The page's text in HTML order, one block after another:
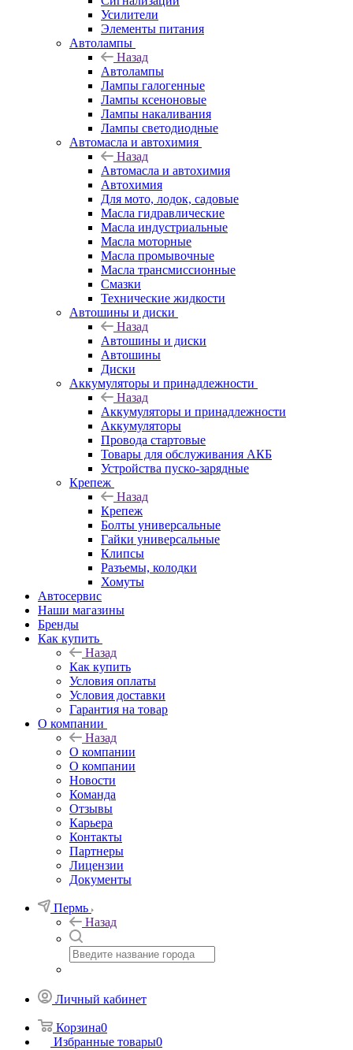
Усилители
Элементы питания
Автолампы
Назад
Автолампы
Лампы галогенные
Лампы ксеноновые
Лампы накаливания
Лампы светодиодные
Автомасла и автохимия
Назад
Автомасла и автохимия
Автохимия
Для мото, лодок, садовые
Масла гидравлические
Масла индустриальные
Масла моторные
Масла промывочные
Масла трансмиссионные
Смазки
Технические жидкости
Автошины и диски
Назад
Автошины и диски
Автошины
Диски
Аккумуляторы и принадлежности
Назад
Аккумуляторы и принадлежности
Аккумуляторы
Провода стартовые
Товары для обслуживания АКБ
Устройства пуско-зарядные
Крепеж
Назад
Крепеж
Болты универсальные
Гайки универсальные
Клипсы
Разъемы, колодки
Хомуты
Автосервис
Наши магазины
Бренды
Как купить
Назад
Как купить
Условия оплаты
Условия доставки
Гарантия на товар
О компании
Назад
О компании
О компании
Новости
Команда
Отзывы
Карьера
Контакты
Партнеры
Лицензии
Документы
Пермь
Назад
Личный кабинет
Корзина0
Избранные товары0